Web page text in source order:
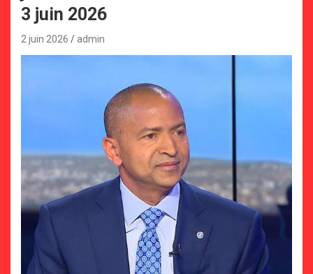
3 juin 2026
2 juin 2026 admin